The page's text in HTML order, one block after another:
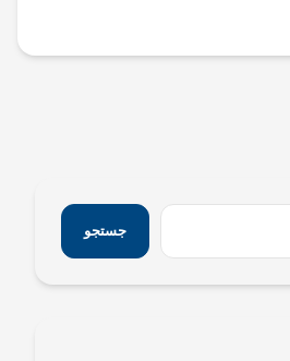
جستجو